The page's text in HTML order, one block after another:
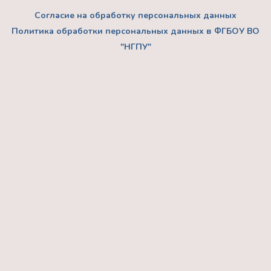
Согласие на обработку персональных данных
Политика обработки персональных данных в ФГБОУ ВО
"НГПУ"